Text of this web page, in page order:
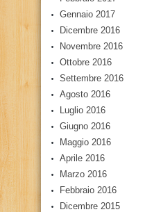
Gennaio 2017
Dicembre 2016
Novembre 2016
Ottobre 2016
Settembre 2016
Agosto 2016
Luglio 2016
Giugno 2016
Maggio 2016
Aprile 2016
Marzo 2016
Febbraio 2016
Dicembre 2015